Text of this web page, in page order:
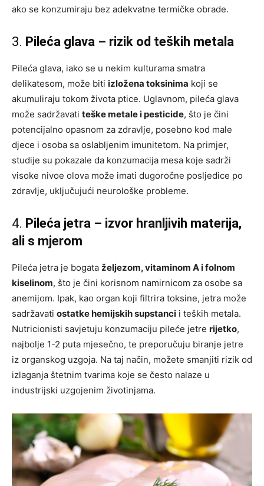
ako se konzumiraju bez adekvatne termičke obrade.
3. Pileća glava – rizik od teških metala
Pileća glava, iako se u nekim kulturama smatra
delikatesom, može biti izložena toksinima koji se
akumuliraju tokom života ptice. Uglavnom, pileća glava
može sadržavati teške metale i pesticide, što je čini
potencijalno opasnom za zdravlje, posebno kod male
djece i osoba sa oslabljenim imunitetom. Na primjer,
studije su pokazale da konzumacija mesa koje sadrži
visoke nivoe olova može imati dugoročne posljedice po
zdravlje, uključujući neurološke probleme.
4. Pileća jetra – izvor hranljivih materija,
ali s mjerom
Pileća jetra je bogata željezom, vitaminom A i folnom
kiselinom, što je čini korisnom namirnicom za osobe sa
anemijom. Ipak, kao organ koji filtrira toksine, jetra može
sadržavati ostatke hemijskih supstanci i teških metala.
Nutricionisti savjetuju konzumaciju pileće jetre rijetko,
najbolje 1-2 puta mjesečno, te preporučuju biranje jetre
iz organskog uzgoja. Na taj način, možete smanjiti rizik od
izlaganja štetnim tvarima koje se često nalaze u
industrijski uzgojenim životinjama.